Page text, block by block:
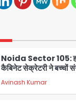
Assam Floods:
Noida Sector 105:
कैबिनेट सेक्रेटरी ने बच्चों
अभियान, 160 किलो कूड़ा
Avinash Kumar